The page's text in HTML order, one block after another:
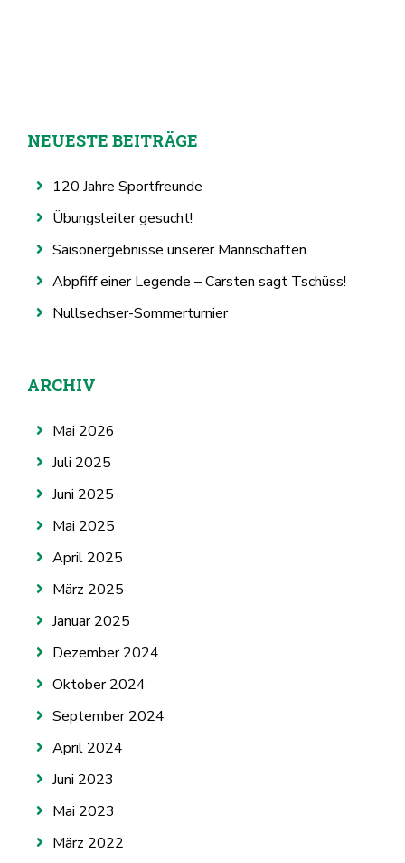
NEUESTE BEITRÄGE
120 Jahre Sportfreunde
Übungsleiter gesucht!
Saisonergebnisse unserer Mannschaften
Abpfiff einer Legende – Carsten sagt Tschüss!
Nullsechser-Sommerturnier
ARCHIV
Mai 2026
Juli 2025
Juni 2025
Mai 2025
April 2025
März 2025
Januar 2025
Dezember 2024
Oktober 2024
September 2024
April 2024
Juni 2023
Mai 2023
März 2022